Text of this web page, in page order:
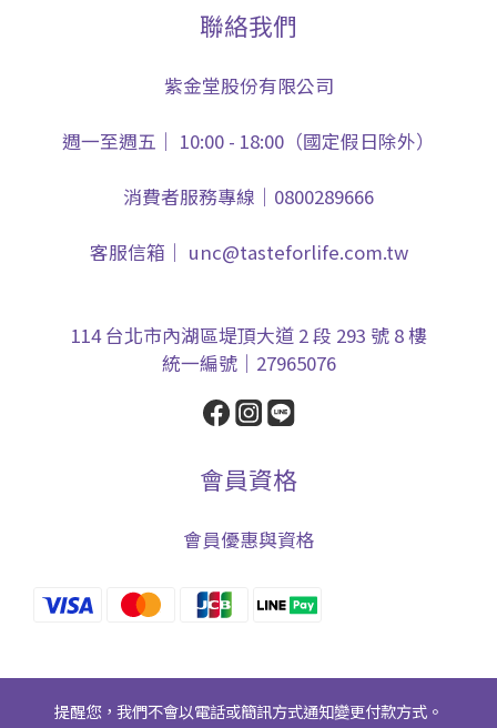
聯絡我們
紫金堂股份有限公司
週一至週五｜ 10:00 - 18:00（國定假日除外）
消費者服務專線｜0800289666
客服信箱｜ unc@tasteforlife.com.tw
114 台北市內湖區堤頂大道 2 段 293 號 8 樓
統一編號｜27965076
會員資格
會員優惠與資格
提醒您，我們不會以電話或簡訊方式通知變更付款方式。